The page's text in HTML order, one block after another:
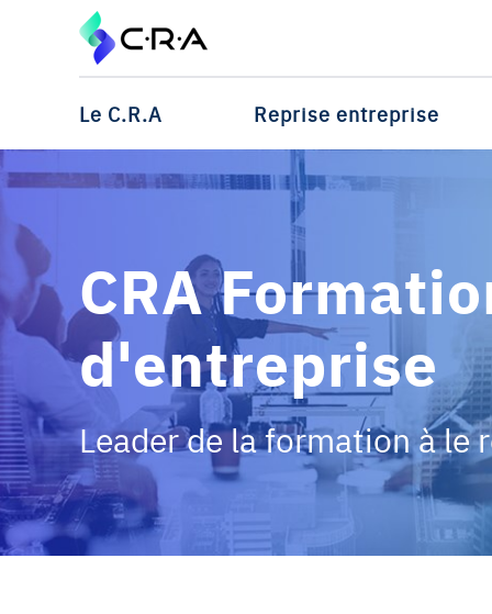
Le C.R.A Reprise entreprise
CRA
d'entreprise
Leader de la formation à le